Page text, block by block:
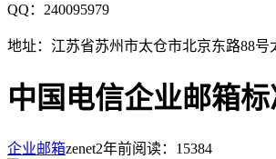
QQ：240095979
地址：江苏省苏州市太仓市北京东路88号
中国电信企业邮箱
企业邮箱zenet2年前阅读：15384